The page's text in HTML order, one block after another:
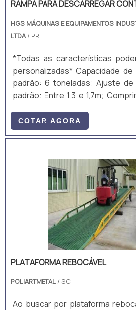
RAMPA PARA DESCARREGAR
HGS MÁQUINAS E EQUIPAMENTOS
LTDA/ PR
*Todas as características
personalizadas* Capacidade de carga
padrão: 6 toneladas; Ajuste de
padrão: Entre 1,3 e 1,7m;
2m; Ajuste de altura padrão: Manual,
mecânico, por manivela; Equipamento
carbono A36, composto por
laminados U, I e chapas. A
um monobloco, unido
soldagem MIG/MAG. • Acompanha: (a)
ART de Projeto e Fabricação;
Manual técnico;
COTAR AGORA
PLATAFORMA REBOCÁVEL
POLIARTMETAL / SC
Ao buscar por plataforma